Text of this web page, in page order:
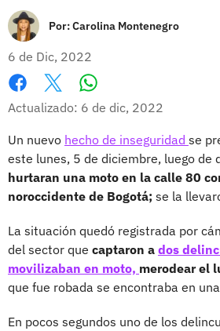
Por:Carolina Montenegro
6 de Dic, 2022
Facebook
X
Actualizado: 6 de dic, 2022
Un nuevo hecho de inseguridad se
este lunes, 5 de diciembre, luego de
hurtaran una moto en la calle 80
noroccidente de Bogotá; se la
La situación quedó registrada por
del sector que captaron a dos
movilizaban en moto, merodear el
que fue robada se encontraba en
En pocos segundos uno de los